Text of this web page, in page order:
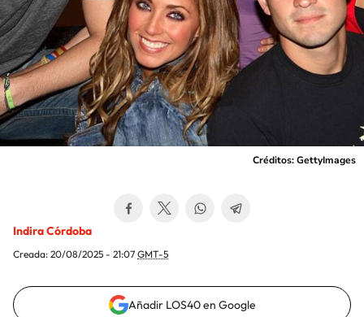
Créditos: GettyImages
Indira Córdoba
Creada: 20/08/2025 - 21:07 GMT-5
Añadir LOS40 en Google